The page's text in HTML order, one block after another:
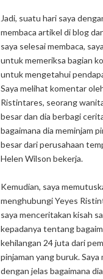
Jadi, suatu hari saya
membaca artikel di blog
saya selesai membaca,
untuk memeriksa bagian
untuk mengetahui
Saya melihat komentar
Ristintares, seorang
besar dan dia berbagi
bagaimana dia meminjam
besar dari perusahaan
Helen Wilson bekerja.
Kemudian, saya
menghubungi Yeyes
saya menceritakan kisah
kepadanya tentang
kehilangan 24 juta dari
pinjaman yang buruk. Saya
dengan jelas bagaimana